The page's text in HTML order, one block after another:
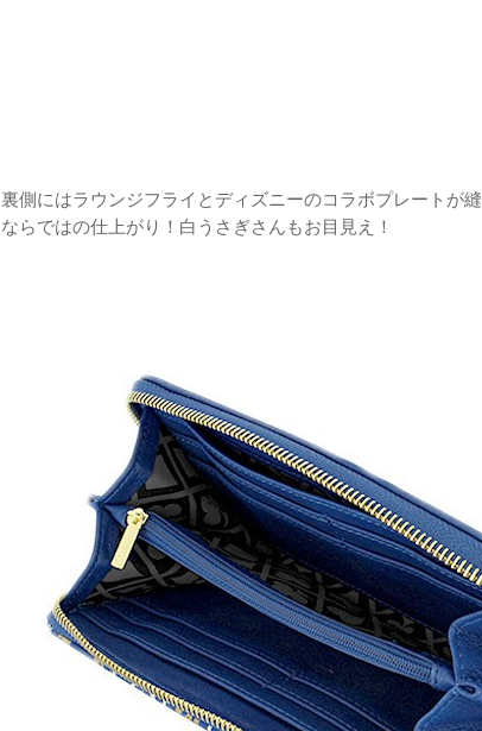
裏側にはラウンジフライとディズニーのコラボプレートが
ならではの仕上がり！白うさぎさんもお目見え！